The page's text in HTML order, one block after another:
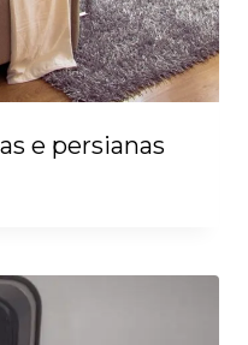
e persianas